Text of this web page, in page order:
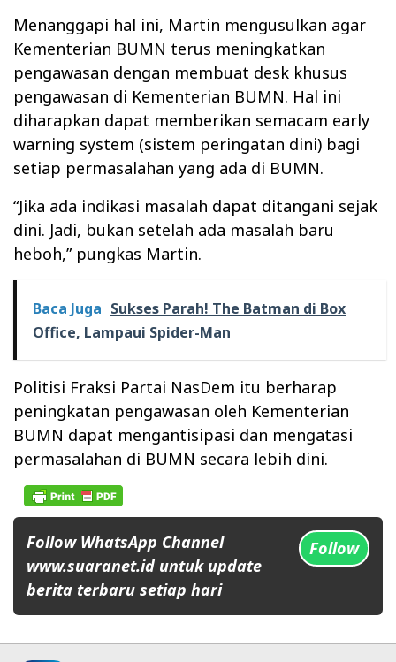
Menanggapi hal ini, Martin mengusulkan agar
Kementerian BUMN terus meningkatkan
pengawasan dengan membuat desk khusus
pengawasan di Kementerian BUMN. Hal ini
diharapkan dapat memberikan semacam early
warning system (sistem peringatan dini) bagi
setiap permasalahan yang ada di BUMN.
“Jika ada indikasi masalah dapat ditangani sejak
dini. Jadi, bukan setelah ada masalah baru
heboh,” pungkas Martin.
Baca Juga Sukses Parah! The Batman di Box
Office, Lampaui Spider-Man
Politisi Fraksi Partai NasDem itu berharap
peningkatan pengawasan oleh Kementerian
BUMN dapat mengantisipasi dan mengatasi
permasalahan di BUMN secara lebih dini.
Follow WhatsApp Channel
www.suaranet.id untuk update
berita terbaru setiap hari
Follow